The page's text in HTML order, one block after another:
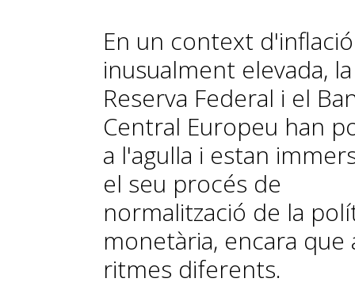
En un context d'inflació
inusualment elevada, la
Reserva Federal i el
Central Europeu han
a l'agulla i estan
el seu procés de
normalització de la
monetària, encara que
ritmes diferents.